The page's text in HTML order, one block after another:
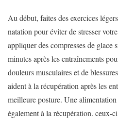
Au début, faites des exercices
natation pour éviter de stresser
appliquer des compresses de glace
minutes après les entraînements
douleurs musculaires et de
aident à la récupération après les
meilleure posture. Une
également à la récupération. ceux-